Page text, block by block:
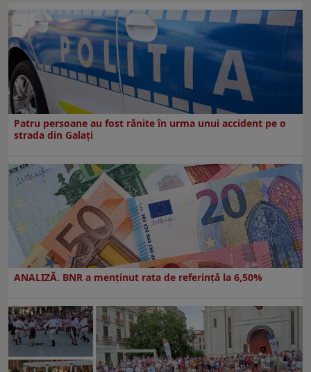
Patru persoane au fost rănite în urma unui accident pe o
strada din Galați
ANALIZĂ. BNR a menținut rata de referință la 6,50%